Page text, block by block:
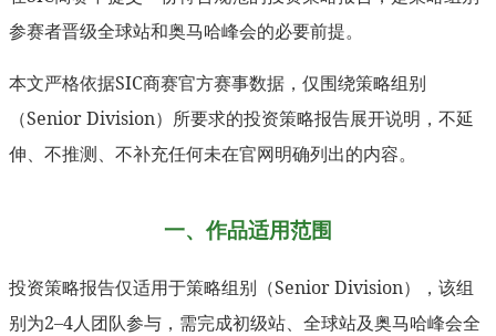
参赛者晋级全球站和奥马哈峰会的必要前提。
本文严格依据SIC商赛官方赛事数据，仅围绕策略组别
（Senior Division）所要求的投资策略报告展开说明，不延
伸、不推测、不补充任何未在官网明确列出的内容。
一、作品适用范围
投资策略报告仅适用于策略组别（Senior Division），该组
别为2–4人团队参与，需完成初级站、全球站及奥马哈峰会全